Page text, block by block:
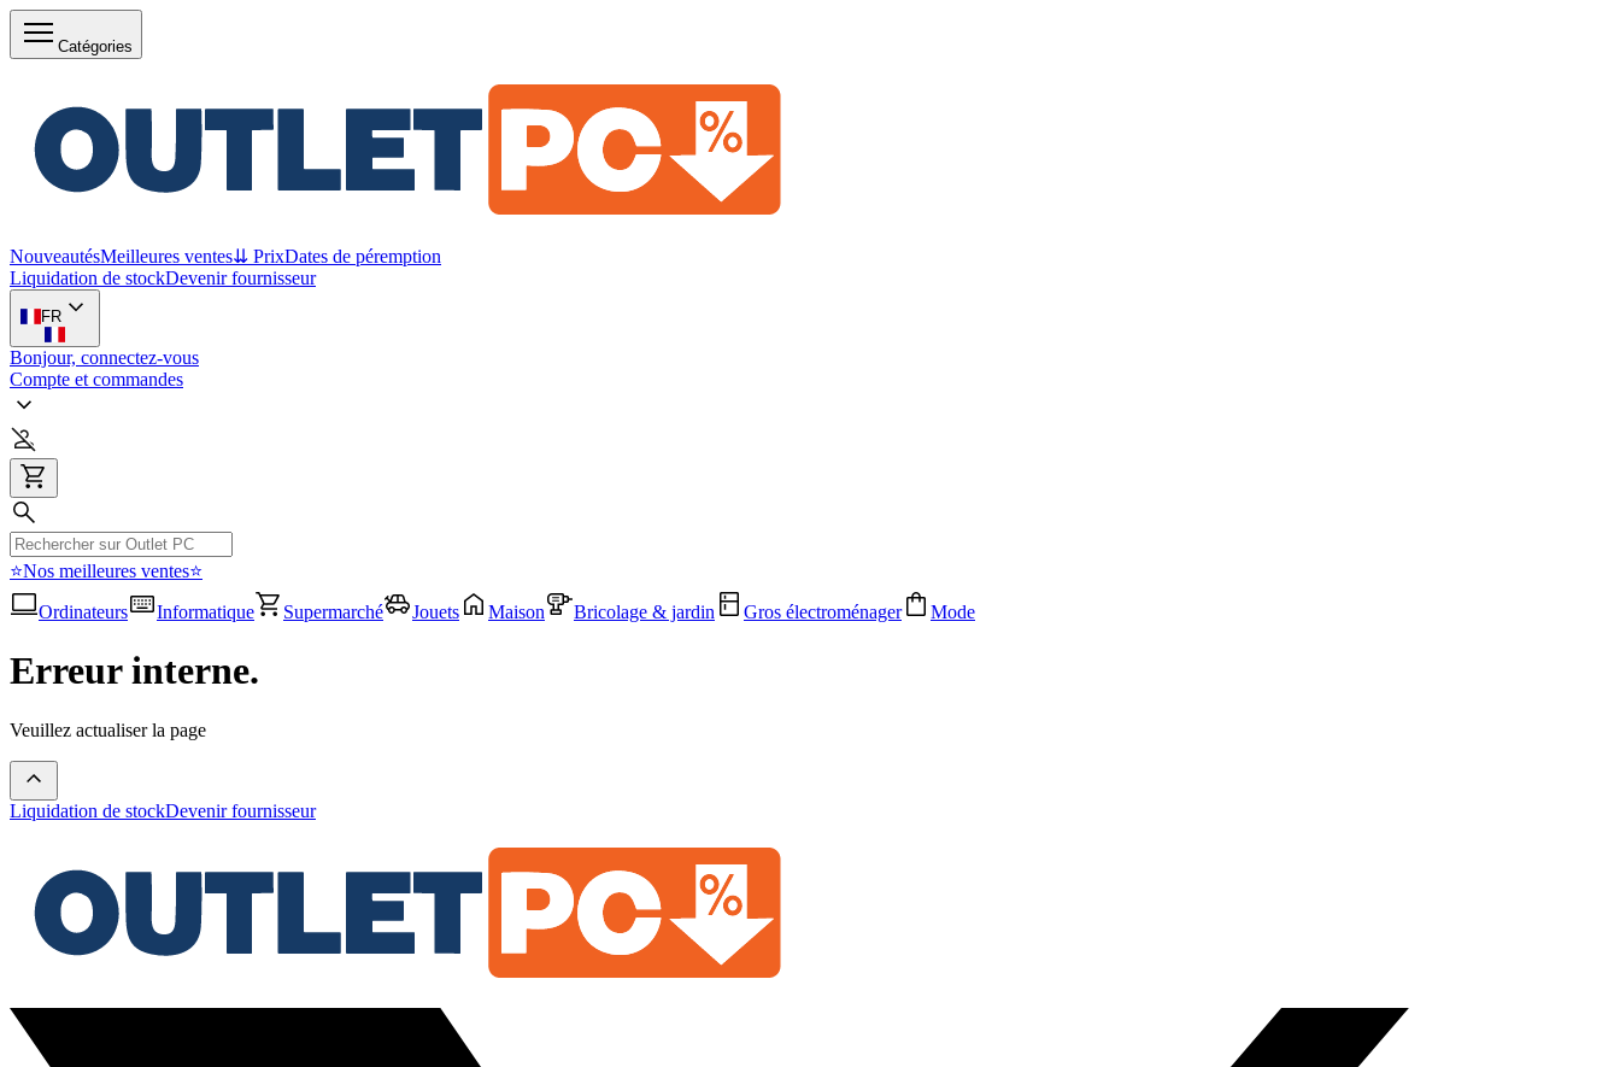
Catégories
NouveautésMeilleures ventes⇊ PrixDates de péremption
Liquidation de stockDevenir fournisseur
FR
Bonjour, connectez-vous
Compte et commandes
⭐Nos meilleures ventes⭐
Ordinateurs
Informatique Supermarché Jouets Maison Bricolage & jardin Gros électroménager Mode
Erreur interne.
Veuillez actualiser la page
Liquidation de stockDevenir fournisseur